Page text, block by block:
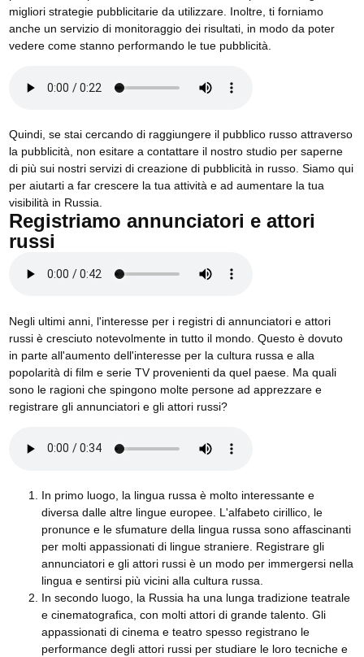
migliori strategie pubblicitarie da utilizzare. Inoltre, ti forniamo
anche un servizio di monitoraggio dei risultati, in modo da poter
vedere come stanno performando le tue pubblicità.
Quindi, se stai cercando di raggiungere il pubblico russo attraverso
la pubblicità, non esitare a contattare il nostro studio per saperne
di più sui nostri servizi di creazione di pubblicità in russo. Siamo qui
per aiutarti a far crescere la tua attività e ad aumentare la tua
visibilità in Russia.
Registriamo annunciatori e attori
russi
Negli ultimi anni, l'interesse per i registri di annunciatori e attori
russi è cresciuto notevolmente in tutto il mondo. Questo è dovuto
in parte all'aumento dell'interesse per la cultura russa e alla
popolarità di film e serie TV provenienti da quel paese. Ma quali
sono le ragioni che spingono molte persone ad apprezzare e
registrare gli annunciatori e gli attori russi?
In primo luogo, la lingua russa è molto interessante e
diversa dalle altre lingue europee. L'alfabeto cirillico, le
pronunce e le sfumature della lingua russa sono affascinanti
per molti appassionati di lingue straniere. Registrare gli
annunciatori e gli attori russi è un modo per immergersi nella
lingua e sentirsi più vicini alla cultura russa.
In secondo luogo, la Russia ha una lunga tradizione teatrale
e cinematografica, con molti attori di grande talento. Gli
appassionati di cinema e teatro spesso registrano le
performance degli attori russi per studiare le loro tecniche e